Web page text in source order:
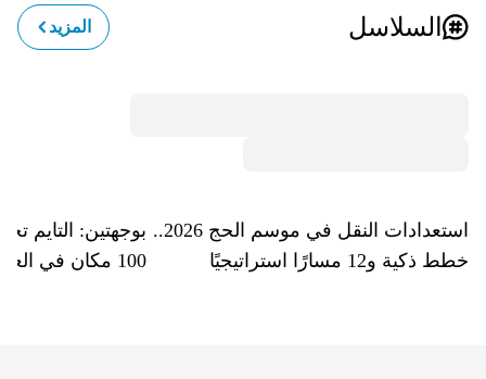
السلاسل المزيد
استعدادات النقل في موسم الحج 2026..
خطط ذكية و12 مسارًا استراتيجيًا
بوجهتين: التايم
100 مكان في العالم